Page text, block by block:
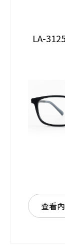
LA-
查看